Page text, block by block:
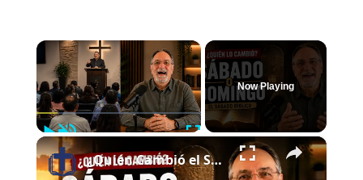
×
PlayUnmute Fullscreen
Now Playing
×
¿Quién Cambió el Sábado al Domingo? | El Sábado Bíblico